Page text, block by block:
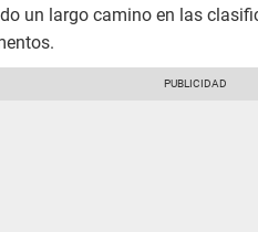
un largo camino en las